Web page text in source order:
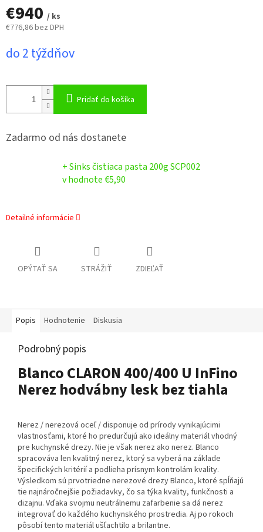
€940 / ks
€776,86 bez DPH
cena:
do 2 týždňov
Pridať do košíka
Zadarmo od nás dostanete
+ Sinks čistiaca pasta 200g SCP002
v hodnote €5,90
Detailné informácie
OPÝTAŤ SA STRÁŽIŤ ZDIEĽAŤ
Popis Hodnotenie Diskusia
Podrobný popis
Blanco CLARON 400/400 U InFino
Nerez hodvábny lesk bez tiahla
Nerez / nerezová oceľ / disponuje od prírody vynikajúcimi
vlastnosťami, ktoré ho predurčujú ako ideálny materiál vhodný
pre kuchynské drezy. Nie je však nerez ako nerez. Blanco
spracováva len kvalitný nerez, ktorý sa vyberá na základe
špecifických kritérií a podlieha prísnym kontrolám kvality.
Výsledkom sú prvotriedne nerezové drezy Blanco, ktoré spĺňajú
tie najnáročnejšie požiadavky, čo sa týka kvality, funkčnosti a
dizajnu. Vďaka svojmu neutrálnemu zafarbenie sa dá nerez
integrovať do každého kuchynského prostredia. Aj po rokoch
pôsobí tento materiál ušľachtilo a brilantne.